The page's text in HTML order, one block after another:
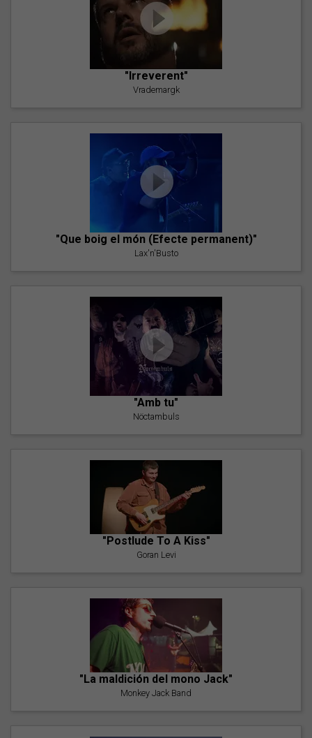
"Irreverent"
Vrademargk
"Que boig el món (Efecte permanent)"
Lax'n'Busto
"Amb tu"
Nöctambuls
"Postlude To A Kiss"
Goran Levi
"La maldición del mono Jack"
Monkey Jack Band